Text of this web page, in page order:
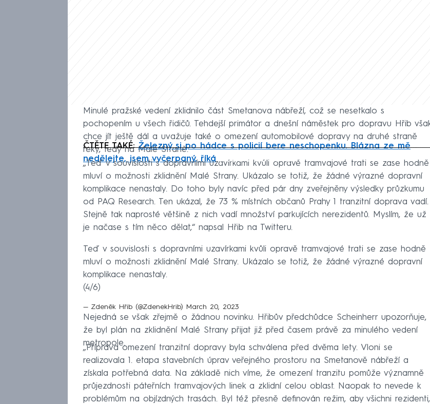
Minulé pražské vedení zklidnilo část Smetanova nábřeží, což se nesetkalo s
pochopením u všech řidičů. Tehdejší primátor a dnešní náměstek pro dopravu Hřib
chce jít ještě dál a uvažuje také o omezení automobilové dopravy na druhé straně
řeky, tedy na Malé Straně.
Failed to fetch
ČTĚTE TAKÉ:Železný si po hádce s policií bere neschopenku. Blázna ze mě
nedělejte, jsem vyčerpaný, říká
„Teď v souvislosti s dopravními uzavírkami kvůli opravě tramvajové trati se zase hodně
mluví o možnosti zklidnění Malé Strany. Ukázalo se totiž, že žádné výrazné dopravní
komplikace nenastaly. Do toho byly navíc před pár dny zveřejněny výsledky průzkumu
od PAQ Research. Ten ukázal, že 73 % místních občanů Prahy 1 tranzitní doprava vadí.
Stejně tak naprosté většině z nich vadí množství parkujících nerezidentů. Myslím, že už
je načase s tím něco dělat,“ napsal Hřib na Twitteru.
Teď v souvislosti s dopravními uzavírkami kvůli opravě tramvajové trati se zase hodně
mluví o možnosti zklidnění Malé Strany. Ukázalo se totiž, že žádné výrazné dopravní
komplikace nenastaly.
(4/6)
— Zdeněk Hřib (@ZdenekHrib) March 20, 2023
Nejedná se však zřejmě o žádnou novinku. Hřibův předchůdce Scheinherr upozorňuje,
že byl plán na zklidnění Malé Strany přijat již před časem právě za minulého vedení
metropole.
„Příprava omezení tranzitní dopravy byla schválena před dvěma lety. Vloni se
realizovala 1. etapa stavebních úprav veřejného prostoru na Smetanově nábřeží a
získala potřebná data. Na základě nich víme, že omezení tranzitu pomůže významně
průjezdnosti páteřních tramvajových linek a zklidní celou oblast. Naopak to nevede k
problémům na objízdných trasách. Byl též přesně definován režim, aby všichni rezidenti,